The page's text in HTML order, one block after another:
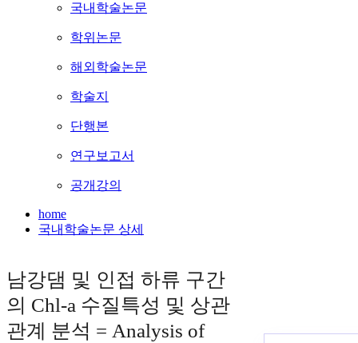
국내학술논문
학위논문
해외학술논문
학술지
단행본
연구보고서
공개강의
home
국내학술논문 상세
남강댐 및 인접 하류 구간
의 Chl-a 수질특성 및 상관
관계 분석 = Analysis of